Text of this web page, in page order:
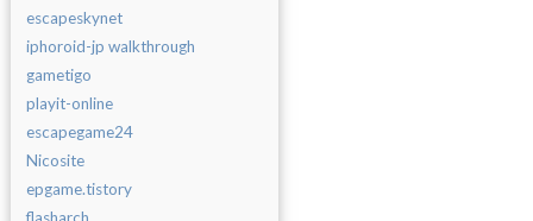
escapeskynet
iphoroid-jp walkthrough
gametigo
playit-online
escapegame24
Nicosite
epgame.tistory
flasharch